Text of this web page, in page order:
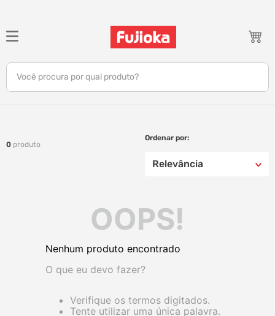
Você procura por qual produto?
0 produto
Relevância
OOPS!
Nenhum produto encontrado
O que eu devo fazer?
Verifique os termos digitados.
Tente utilizar uma única palavra.
TERMOS MAIS BUSCADOS
1º
celular
impressora
8º
caixa som
9º
bambu lab
10º fone